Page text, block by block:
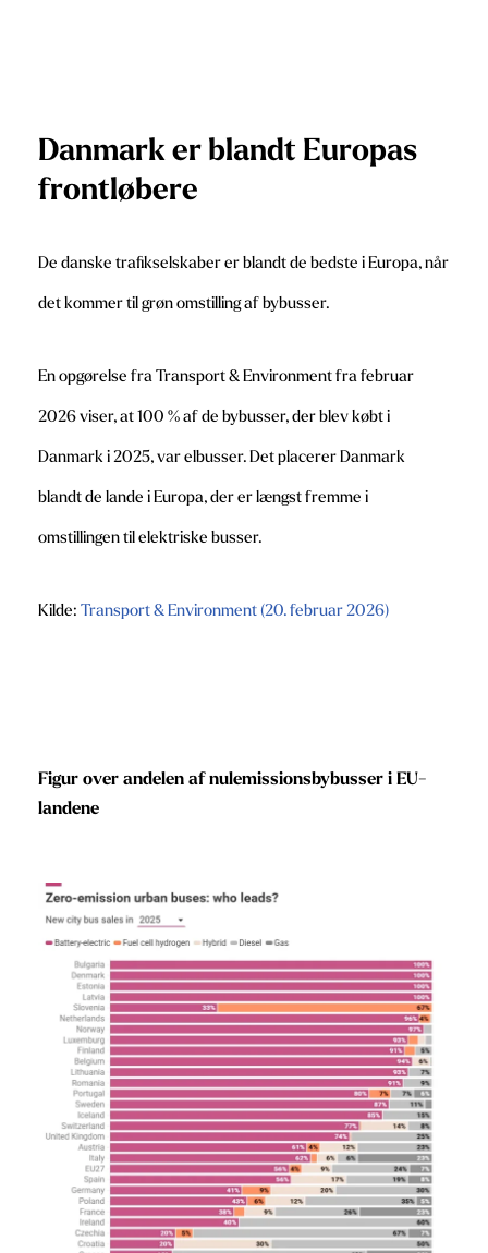
Danmark er blandt Europas
frontløbere
De danske trafikselskaber er blandt de bedste i Europa, når
det kommer til grøn omstilling af bybusser.
En opgørelse fra Transport & Environment fra februar
2026 viser, at 100 % af de bybusser, der blev købt i
Danmark i 2025, var elbusser. Det placerer Danmark
blandt de lande i Europa, der er længst fremme i
omstillingen til elektriske busser.
Kilde: Transport & Environment (20. februar 2026)
Figur over andelen af nulemissionsbybusser i EU-
landene